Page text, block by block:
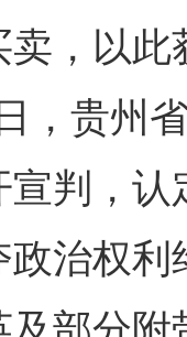
，以
，贵州
判，
治权